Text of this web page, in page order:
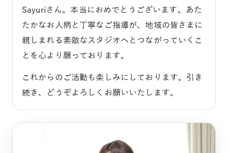
Sayuriさん。本当におめでとうございます。あた
たかなお人柄と丁寧なご指導が、地域の皆さまに
親しまれる素敵なスタジオへとつながっていくこ
とを心より願っております。
これからのご活動も楽しみにしております。引き
続き、どうぞよろしくお願いいたします。